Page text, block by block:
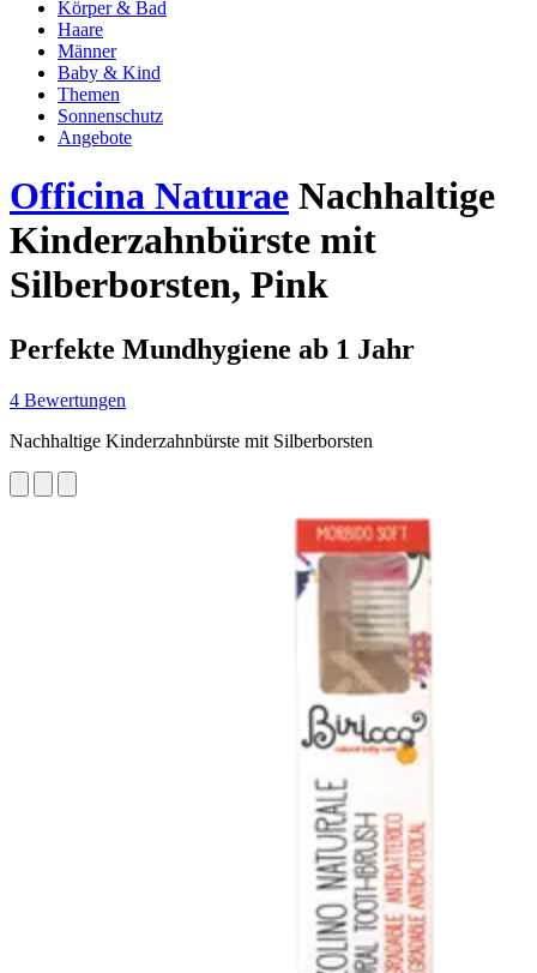
Körper & Bad
Haare
Männer
Baby & Kind
Themen
Sonnenschutz
Angebote
Officina Naturae Nachhaltige
Kinderzahnbürste mit
Silberborsten, Pink
Perfekte Mundhygiene ab 1 Jahr
4 Bewertungen
Nachhaltige Kinderzahnbürste mit Silberborsten